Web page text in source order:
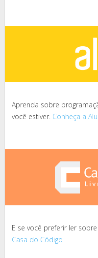
Aprenda sobre
você estiver. Conheça a
E se você preferir ler
Casa do Código